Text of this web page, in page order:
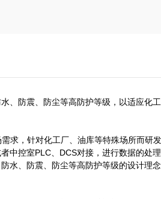
、防震、防尘等高防护等级，以适应化
求，针对化工厂、油库等特殊场所而
中控室PLC、DCS对接，进行数据的处理
水、防震、防尘等高防护等级的设计理